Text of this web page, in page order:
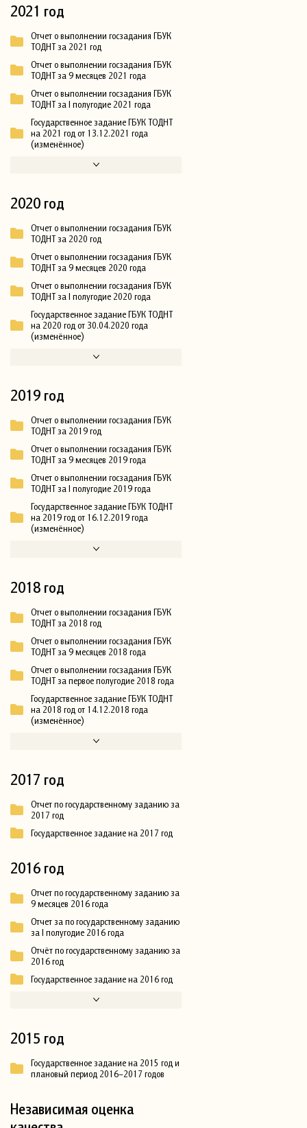
2021 год
Отчет о выполнении госзадания ГБУК
ТОДНТ за 2021 год
Отчет о выполнении госзадания ГБУК
ТОДНТ за 9 месяцев 2021 года
Отчет о выполнении госзадания ГБУК
ТОДНТ за I полугодие 2021 года
Государственное задание ГБУК ТОДНТ
на 2021 год от 13.12.2021 года
(изменённое)
2020 год
Отчет о выполнении госзадания ГБУК
ТОДНТ за 2020 год
Отчет о выполнении госзадания ГБУК
ТОДНТ за 9 месяцев 2020 года
Отчет о выполнении госзадания ГБУК
ТОДНТ за I полугодие 2020 года
Государственное задание ГБУК ТОДНТ
на 2020 год от 30.04.2020 года
(изменённое)
2019 год
Отчет о выполнении госзадания ГБУК
ТОДНТ за 2019 год
Отчет о выполнении госзадания ГБУК
ТОДНТ за 9 месяцев 2019 года
Отчет о выполнении госзадания ГБУК
ТОДНТ за I полугодие 2019 года
Государственное задание ГБУК ТОДНТ
на 2019 год от 16.12.2019 года
(изменённое)
2018 год
Отчет о выполнении госзадания ГБУК
ТОДНТ за 2018 год
Отчет о выполнении госзадания ГБУК
ТОДНТ за 9 месяцев 2018 года
Отчет о выполнении госзадания ГБУК
ТОДНТ за первое полугодие 2018 года
Государственное задание ГБУК ТОДНТ
на 2018 год от 14.12.2018 года
(изменённое)
2017 год
Отчет по государственному заданию за
2017 год
Государственное задание на 2017 год
2016 год
Отчет по государственному заданию за
9 месяцев 2016 года
Отчет за по государственному заданию
за I полугодие 2016 года
Отчёт по государственному заданию за
2016 год
Государственное задание на 2016 год
2015 год
Государственное задание на 2015 год и
плановый период 2016–2017 годов
Независимая оценка